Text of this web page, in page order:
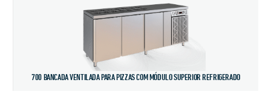
700 BANCADA VENTILADA PARA PIZZAS COM MÓDULO SUPERIOR REFRIGERADO